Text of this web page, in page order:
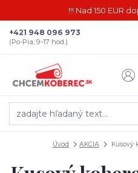
!!! Nad 150 EUR
+421 948 096 973
(Po-Pia, 9-17 hod.)
Úvod AKCIA Kusový